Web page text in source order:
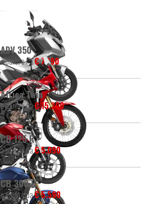
ADV 350
a partire da€ 7.190
Africa Twin
a partire da€ 15.390
CB 125 R
a partire da€ 5.090
CB 300 R
a partire da€ 5.590